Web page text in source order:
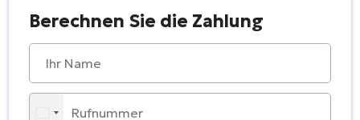
Berechnen Sie die Zahlung